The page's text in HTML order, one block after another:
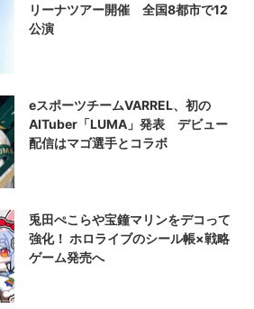
リーナツアー開催 全国8都市で12
公演
eスポーツチームVARREL、初の
AITuber「LUMA」発表 デビュー
配信はマゴ選手とコラボ
兎田ぺこらや宝鐘マリンをデコって
強化！ ホロライブのシール帳×戦略
ゲーム発売へ